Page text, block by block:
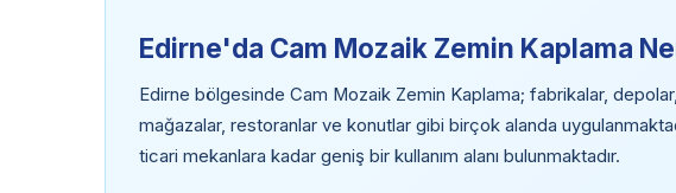
Edirne'da Cam Mozaik Zemin Kaplama
Edirne bölgesinde Cam Mozaik Zemin Kaplama; fabrikalar,
mağazalar, restoranlar ve konutlar gibi birçok alanda
ticari mekanlara kadar geniş bir kullanım alanı bulunmaktadır.